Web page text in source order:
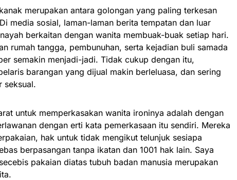
merupakan antara golongan yang paling terkesan
media sosial, laman-laman berita tempatan dan luar
berkaitan dengan wanita membuak-buak setiap hari.
rumah tangga, pembunuhan, serta kejadian buli samada
semakin menjadi-jadi. Tidak cukup dengan itu,
barangan yang dijual makin berleluasa, dan sering
seksual.
untuk memperkasakan wanita ironinya adalah dengan
dengan erti kata pemerkasaan itu sendiri. Mereka
hak untuk tidak mengikut telunjuk sesiapa
berpasangan tanpa ikatan dan 1001 hak lain. Saya
pakaian diatas tubuh badan manusia merupakan